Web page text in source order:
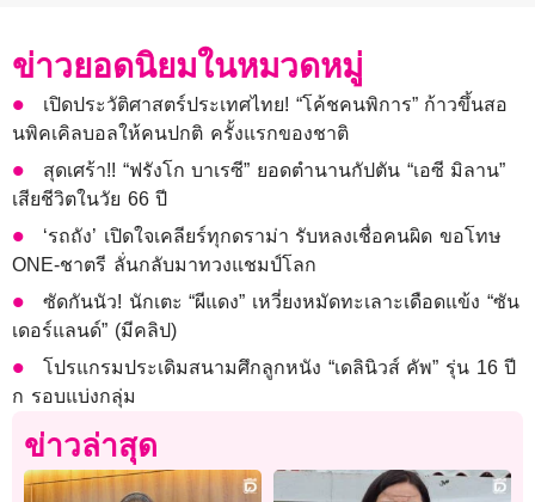
ข่าวยอดนิยมในหมวดหมู่
เปิดประวัติศาสตร์ประเทศไทย! “โค้ชคนพิการ” ก้าวขึ้นสอ
นพิคเคิลบอลให้คนปกติ ครั้งแรกของชาติ
สุดเศร้า!! “ฟรังโก บาเรซี” ยอดตำนานกัปตัน “เอซี มิลาน”
เสียชีวิตในวัย 66 ปี
‘รถถัง’ เปิดใจเคลียร์ทุกดราม่า รับหลงเชื่อคนผิด ขอโทษ
ONE-ชาตรี ลั่นกลับมาทวงแชมป์โลก
ซัดกันนัว! นักเตะ “ผีแดง” เหวี่ยงหมัดทะเลาะเดือดแข้ง “ซัน
เดอร์แลนด์” (มีคลิป)
โปรแกรมประเดิมสนามศึกลูกหนัง “เดลินิวส์ คัพ” รุ่น 16 ปี
ก รอบแบ่งกลุ่ม
ข่าวล่าสุด